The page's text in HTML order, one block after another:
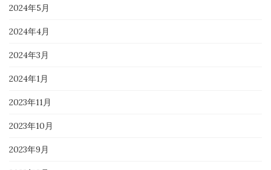
2024年5月
2024年4月
2024年3月
2024年1月
2023年11月
2023年10月
2023年9月